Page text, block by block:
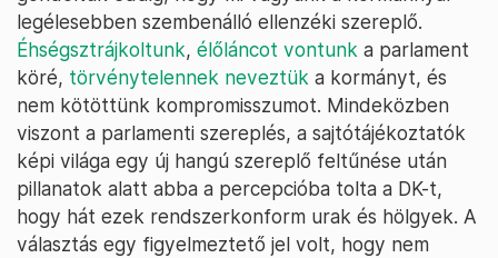
legélesebben szembenálló ellenzéki szereplő.
Éhségsztrájkoltunk, élőláncot vontunk a parlament
köré, törvénytelennek neveztük a kormányt, és
nem kötöttünk kompromisszumot. Mindeközben
viszont a parlamenti szereplés, a sajtótájékoztatók
képi világa egy új hangú szereplő feltűnése után
pillanatok alatt abba a percepcióba tolta a DK-t,
hogy hát ezek rendszerkonform urak és hölgyek. A
választás egy figyelmeztető jel volt, hogy nem